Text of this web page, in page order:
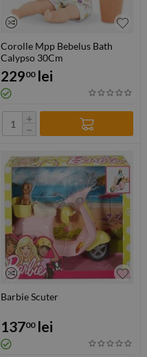
Corolle Mpp Bebelus Bath
Calypso 30Cm
22900 lei
+
−
Barbie Scuter
13700 lei